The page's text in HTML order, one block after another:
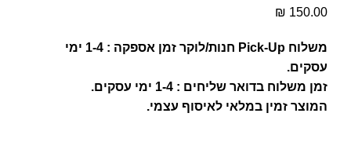
₪ 150.00
משלוח Pick-Up חנות/לוקר זמן אספקה : 1-4 ימי
עסקים.
זמן משלוח בדואר שליחים : 1-4 ימי עסקים.
המוצר זמין במלאי לאיסוף עצמי.